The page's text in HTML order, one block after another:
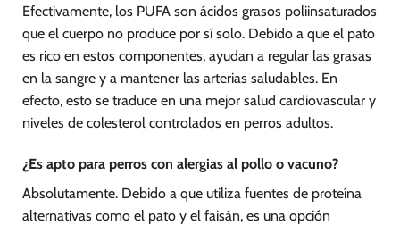
Efectivamente, los PUFA son ácidos grasos poliinsaturados
que el cuerpo no produce por sí solo. Debido a que el pato
es rico en estos componentes, ayudan a regular las grasas
en la sangre y a mantener las arterias saludables. En
efecto, esto se traduce en una mejor salud cardiovascular y
niveles de colesterol controlados en perros adultos.
¿Es apto para perros con alergias al pollo o vacuno?
Absolutamente. Debido a que utiliza fuentes de proteína
alternativas como el pato y el faisán, es una opción